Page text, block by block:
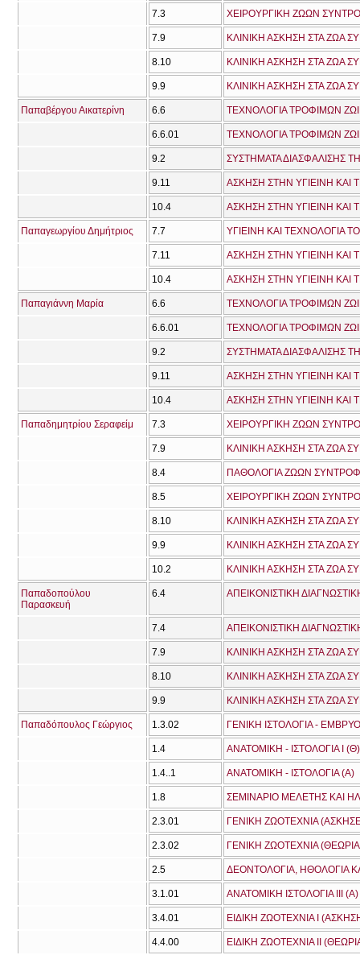
7.3 ΧΕΙΡΟΥΡΓΙΚΗ ΖΩΩΝ
7.9 ΚΛΙΝΙΚΗ ΑΣΚΗΣΗ ΣΤΑ ΖΩΑ
8.10 ΚΛΙΝΙΚΗ ΑΣΚΗΣΗ ΣΤΑ ΖΩΑ
9.9 ΚΛΙΝΙΚΗ ΑΣΚΗΣΗ ΣΤΑ ΖΩΑ
Παπαβέργου Αικατερίνη 6.6 ΤΕΧΝΟΛΟΓΙΑ ΤΡΟΦΙΜΩΝ
6.6.01 ΤΕΧΝΟΛΟΓΙΑ ΤΡΟΦΙΜΩΝ
9.2 ΣΥΣΤΗΜΑΤΑ ΔΙΑΣΦΑΛΙΣΗΣ
9.11 ΑΣΚΗΣΗ ΣΤΗΝ ΥΓΙΕΙΝΗ
10.4 ΑΣΚΗΣΗ ΣΤΗΝ ΥΓΙΕΙΝΗ
Παπαγεωργίου Δημήτριος 7.7 ΥΓΙΕΙΝΗ ΚΑΙ ΤΕΧΝΟΛΟΓΙΑ
7.11
10.4 ΑΣΚΗΣΗ ΣΤΗΝ ΥΓΙΕΙΝΗ
Παπαγιάννη Μαρία 6.6 ΤΕΧΝΟΛΟΓΙΑ ΤΡΟΦΙΜΩΝ
6.6.01 ΤΕΧΝΟΛΟΓΙΑ ΤΡΟΦΙΜΩΝ
9.2 ΣΥΣΤΗΜΑΤΑ ΔΙΑΣΦΑΛΙΣΗΣ
9.11 ΑΣΚΗΣΗ ΣΤΗΝ ΥΓΙΕΙΝΗ
10.4 ΑΣΚΗΣΗ ΣΤΗΝ ΥΓΙΕΙΝΗ
Παπαδημητρίου Σεραφείμ 7.3 ΧΕΙΡΟΥΡΓΙΚΗ ΖΩΩΝ
7.9 ΚΛΙΝΙΚΗ ΑΣΚΗΣΗ ΣΤΑ ΖΩΑ
8.4 ΠΑΘΟΛΟΓΙΑ ΖΩΩΝ
8.5 ΧΕΙΡΟΥΡΓΙΚΗ ΖΩΩΝ
8.10 ΚΛΙΝΙΚΗ ΑΣΚΗΣΗ ΣΤΑ ΖΩΑ
9.9 ΚΛΙΝΙΚΗ ΑΣΚΗΣΗ ΣΤΑ ΖΩΑ
10.2 ΚΛΙΝΙΚΗ ΑΣΚΗΣΗ ΣΤΑ ΖΩΑ
Παπαδοπούλου
Παρασκευή
6.4 ΑΠΕΙΚΟΝΙΣΤΙΚΗ
7.4 ΑΠΕΙΚΟΝΙΣΤΙΚΗ ΔΙΑΓΝΩΣΤΙΚΗ
7.9 ΚΛΙΝΙΚΗ ΑΣΚΗΣΗ ΣΤΑ ΖΩΑ
8.10 ΚΛΙΝΙΚΗ ΑΣΚΗΣΗ ΣΤΑ ΖΩΑ
9.9 ΚΛΙΝΙΚΗ ΑΣΚΗΣΗ ΣΤΑ ΖΩΑ
Παπαδόπουλος Γεώργιος 1.3.02 ΓΕΝΙΚΗ ΙΣΤΟΛΟΓΙΑ -
1.4 ΑΝΑΤΟΜΙΚΗ - ΙΣΤΟΛΟΓΙΑ Ι (Θ)
1.4..1 ΑΝΑΤΟΜΙΚΗ - ΙΣΤΟΛΟΓΙΑ (Α)
1.8 ΣΕΜΙΝΑΡΙΟ ΜΕΛΕΤΗΣ ΚΑΙ
2.3.01 ΓΕΝΙΚΗ ΖΩΟΤΕΧΝΙΑ
2.3.02 ΓΕΝΙΚΗ ΖΩΟΤΕΧΝΙΑ
2.5 ΔΕΟΝΤΟΛΟΓΙΑ, ΗΘΟΛΟΓΙΑ
3.1.01 ΑΝΑΤΟΜΙΚΗ ΙΣΤΟΛΟΓΙΑ ΙΙΙ (A)
3.4.01 ΕΙΔΙΚΗ ΖΩΟΤΕΧΝΙΑ Ι
4.4.00 ΕΙΔΙΚΗ ΖΩΟΤΕΧΝΙΑ ΙΙ